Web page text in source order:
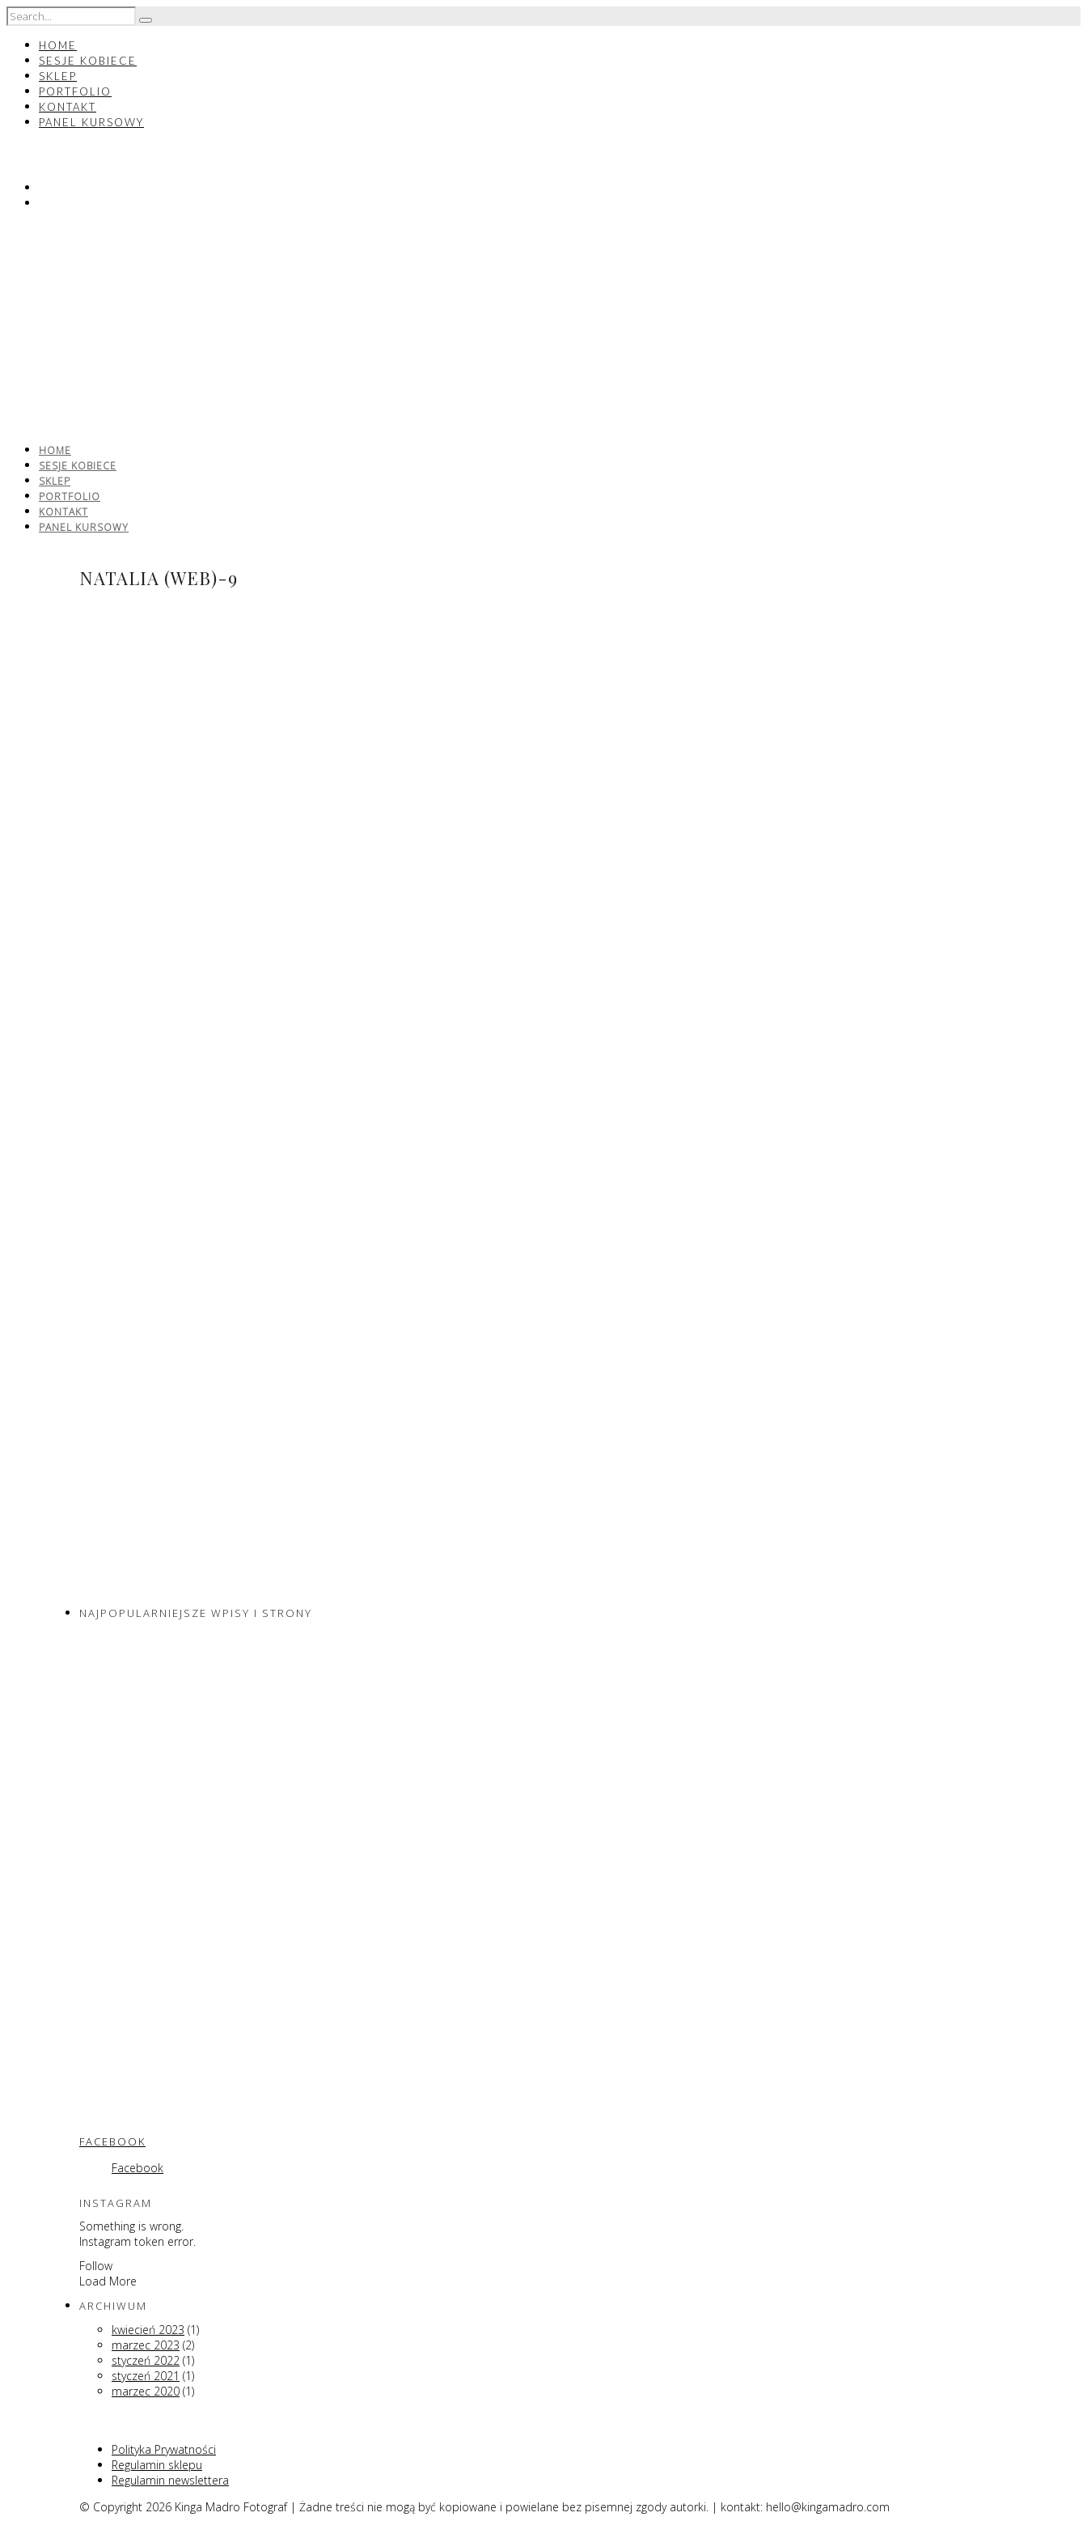
HOME
SESJE KOBIECE
SKLEP
PORTFOLIO
KONTAKT
PANEL KURSOWY
HOME
SESJE KOBIECE
SKLEP
PORTFOLIO
KONTAKT
PANEL KURSOWY
NATALIA (WEB)-9
NAJPOPULARNIEJSZE WPISY I STRONY
FACEBOOK
Facebook
INSTAGRAM
Something is wrong.
Instagram token error.
Follow
Load More
ARCHIWUM
kwiecień 2023 (1)
marzec 2023 (2)
styczeń 2022 (1)
styczeń 2021 (1)
marzec 2020 (1)
Polityka Prywatności
Regulamin sklepu
Regulamin newslettera
© Copyright 2026 Kinga Madro Fotograf | Żadne treści nie mogą być kopiowane i powielane bez pisemnej zgody autorki. | kontakt: hello@kingamadro.com